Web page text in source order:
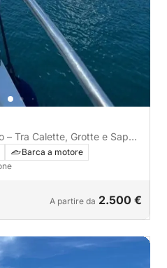
– Tra Calette, Grotte e Sapori
Barca a motore
A partire da 2.500 €